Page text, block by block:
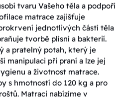
tvaru Vašeho těla a podpoří
matrace zajišťuje
jednotlivých částí těla
tvorbě plísní a bakterií.
a pratelný potah, který je
manipulaci při praní a lze jej
a životnost matrace.
s hmotností do 120 kg a pro
Matraci nabízíme v